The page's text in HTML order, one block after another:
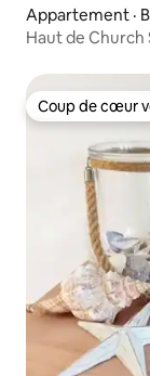
Appartement ·
Haut de Church
Coup de cœur
Coup de cœur